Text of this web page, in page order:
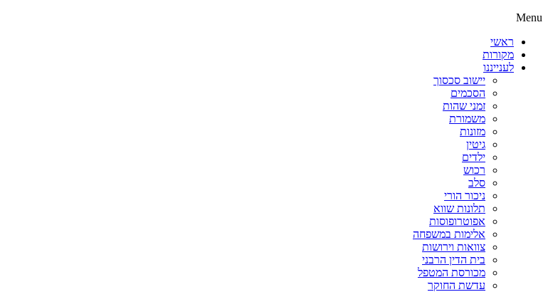
Menu
ראשי
מקורות
לענייננו
יישוב סכסוך
הסכמים
זמני שהות
משמורת
מזונות
גיטין
ילדים
רכוש
סלב
ניכור הורי
תלונות שווא
אפוטרופוסות
אלימות במשפחה
צוואות וירושות
בית הדין הרבני
מכורסת המטפל
עדשת החוקר